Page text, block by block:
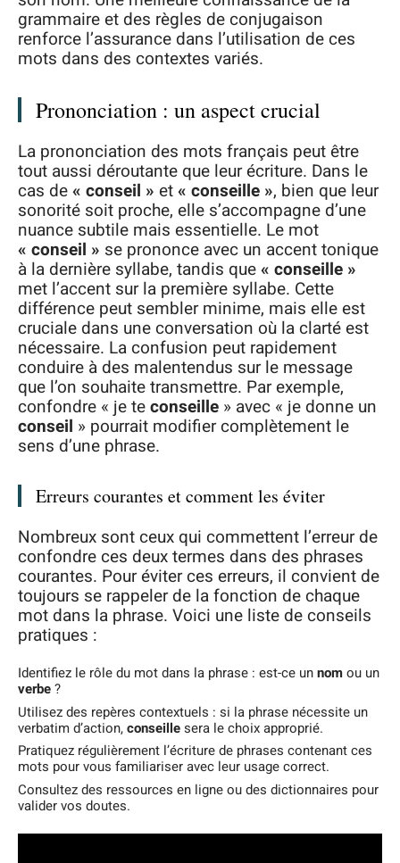
grammaire et des règles de conjugaison
renforce l’assurance dans l’utilisation de ces
mots dans des contextes variés.
Prononciation : un aspect crucial
La prononciation des mots français peut être
tout aussi déroutante que leur écriture. Dans le
cas de« conseil » et« conseille », bien que leur
sonorité soit proche, elle s’accompagne d’une
nuance subtile mais essentielle. Le mot
« conseil » se prononce avec un accent tonique
à la dernière syllabe, tandis que« conseille »
met l’accent sur la première syllabe. Cette
différence peut sembler minime, mais elle est
cruciale dans une conversation où la clarté est
nécessaire. La confusion peut rapidement
conduire à des malentendus sur le message
que l’on souhaite transmettre. Par exemple,
confondre « je teconseille » avec « je donne un
conseil » pourrait modifier complètement le
sens d’une phrase.
Erreurs courantes et comment les éviter
Nombreux sont ceux qui commettent l’erreur de
confondre ces deux termes dans des phrases
courantes. Pour éviter ces erreurs, il convient de
toujours se rappeler de la fonction de chaque
mot dans la phrase. Voici une liste de conseils
pratiques :
Identifiez le rôle du mot dans la phrase : est-ce unnomou un
verbe?
Utilisez des repères contextuels : si la phrase nécessite un
verbatim d’action,conseillesera le choix approprié.
Pratiquez régulièrement l’écriture de phrases contenant ces
mots pour vous familiariser avec leur usage correct.
Consultez des ressources en ligne ou des dictionnaires pour
valider vos doutes.